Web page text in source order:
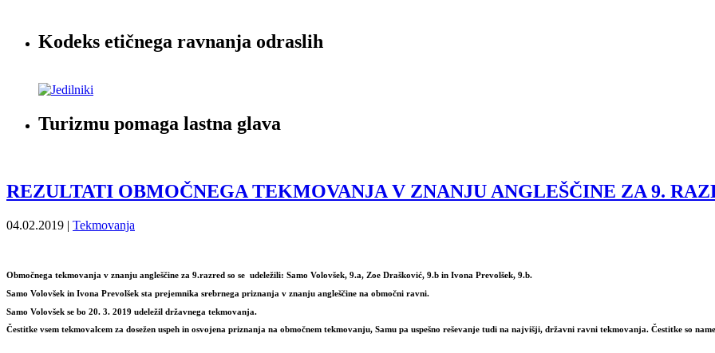
Kodeks etičnega ravnanja odraslih
Turizmu pomaga lastna glava
REZULTATI OBMOČNEGA TEKMOVANJA V ZNANJU ANGLEŠČINE ZA 9.
04.02.2019 | Tekmovanja
Območnega tekmovanja v znanju angleščine za 9.razred so se udeležili: Samo Volovšek, 9.a, Zoe Drašković, 9.b in Ivona Prevolšek, 9.b.
Samo Volovšek in Ivona Prevolšek sta prejemnika srebrnega priznanja v znanju angleščine na območni ravni.
Samo Volovšek se bo 20. 3. 2019 udeležil državnega tekmovanja.
Čestitke vsem tekmovalcem za dosežen uspeh in osvojena priznanja na območnem tekmovanju, Samu pa uspešno reševanje tudi na najvišji, državni ravni tekmovanja. Čestitke so